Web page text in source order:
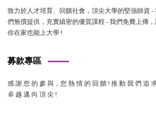
致力於人才培育、回饋社會，頂尖大學的堅強師資 -
們無償提供，充實縝密的優質課程 - 我們免費上傳
你在家也能上大學 !
募款專區
感 謝 您 的 參 與，您 熱 情 的 回 饋 ! 推 動 我 們 追
卓 越 邁 向 頂 尖 !